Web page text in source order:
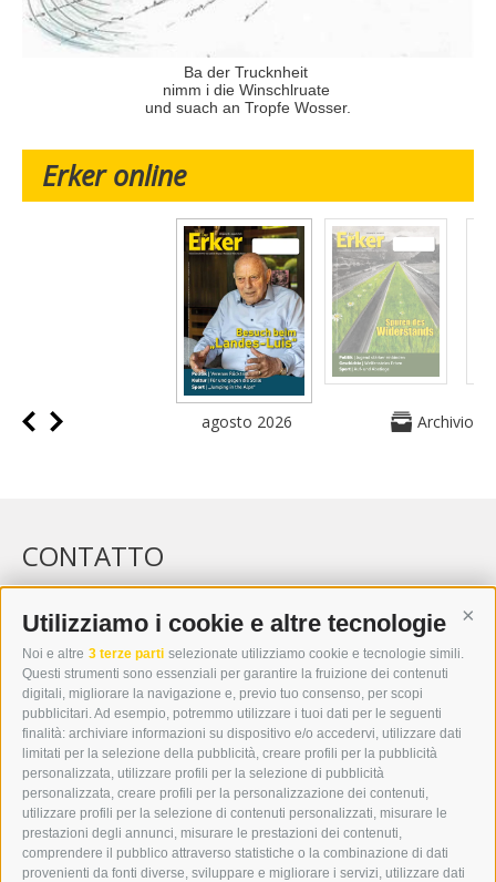
Utilizziamo i cookie e altre tecnologie
Noi e altre 3 terze parti selezionate utilizziamo cookie e tecnologie simili.
Questi strumenti sono essenziali per garantire la fruizione dei contenuti
digitali, migliorare la navigazione e, previo tuo consenso, per scopi
pubblicitari. Ad esempio, potremmo utilizzare i tuoi dati per le seguenti
finalità: archiviare informazioni su dispositivo e/o accedervi, utilizzare dati
limitati per la selezione della pubblicità, creare profili per la pubblicità
personalizzata, utilizzare profili per la selezione di pubblicità
personalizzata, creare profili per la personalizzazione dei contenuti,
utilizzare profili per la selezione di contenuti personalizzati, misurare le
prestazioni degli annunci, misurare le prestazioni dei contenuti,
comprendere il pubblico attraverso statistiche o la combinazione di dati
provenienti da fonti diverse, sviluppare e migliorare i servizi, utilizzare dati
Ba der Trucknheit
nimm i die Winschlruate
und suach an Tropfe Wosser.
Erker online
agosto 2026 Archivio
CONTATTO
WIPP-MEDIA GMBH
DER ERKER
I-39049 VIPITENO
TEL.: +39 0472 766876
GRAFIK@DERERKER.IT
INFO@DERERKER.IT
BARBARA.FONTANA@DERERKER.IT
ERKER
PUBBLICITÀ NELL’ERKER